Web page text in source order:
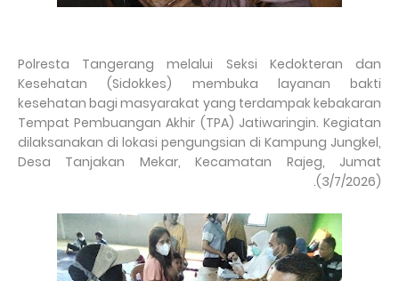
Polresta Tangerang melalui Seksi Kedokteran dan
Kesehatan (Sidokkes) membuka layanan bakti
kesehatan bagi masyarakat yang terdampak kebakaran
Tempat Pembuangan Akhir (TPA) Jatiwaringin. Kegiatan
dilaksanakan di lokasi pengungsian di Kampung Jungkel,
Desa Tanjakan Mekar, Kecamatan Rajeg, Jumat
(3/7/2026).